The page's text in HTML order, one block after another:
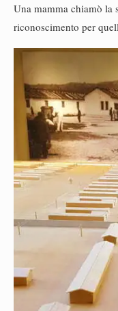
Una mamma chiamò la
riconoscimento per